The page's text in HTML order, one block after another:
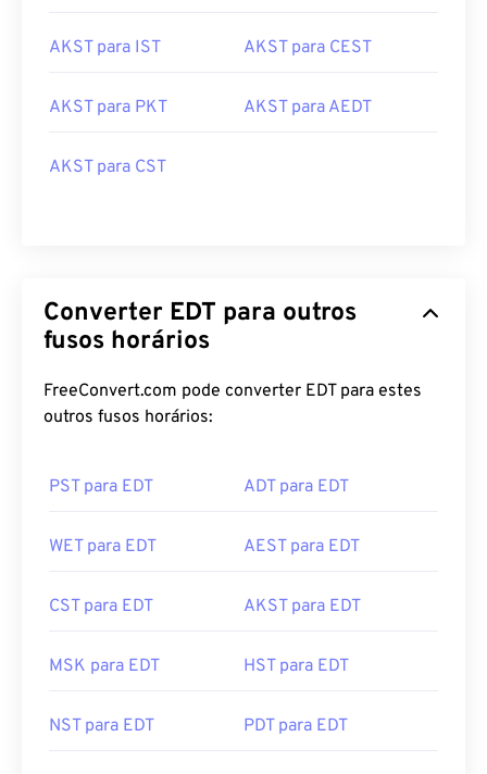
AKST para IST AKST para CEST
AKST para PKT AKST para AEDT
AKST para CST
Converter EDT para outros
fusos horários
FreeConvert.com pode converter EDT para estes
outros fusos horários:
PST para EDT ADT para EDT
WET para EDT AEST para EDT
CST para EDT AKST para EDT
MSK para EDT HST para EDT
NST para EDT PDT para EDT